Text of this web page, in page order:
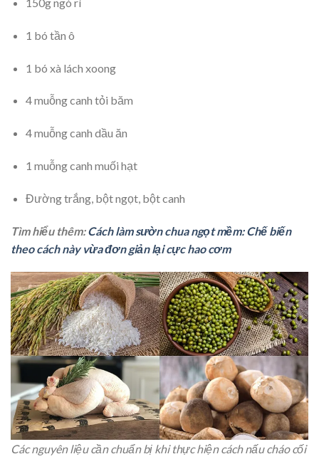
1 bó tần ô
1 bó xà lách xoong
4 muỗng canh tỏi băm
4 muỗng canh dầu ăn
1 muỗng canh muối hạt
Đường trắng, bột ngọt, bột canh
Tìm hiểu thêm:Cách làm sườn chua ngọt mềm: Chế biến
theo cách này vừa đơn giản lại cực hao cơm
​Các nguyên liệu cần chuẩn bị khi thực hiện cách nấu cháo cối